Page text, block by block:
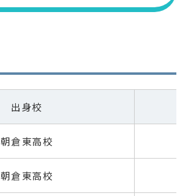
出身校
朝倉東高校
朝倉東高校